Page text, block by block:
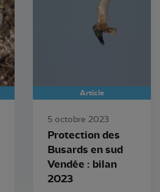
Article
5 octobre 2023
Protection des
Busards en sud
Vendée : bilan
2023